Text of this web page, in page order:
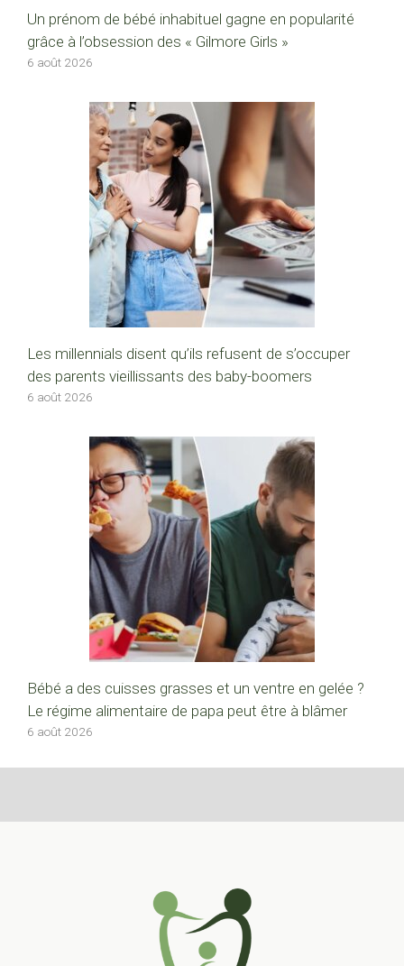
Un prénom de bébé inhabituel gagne en popularité
grâce à l’obsession des « Gilmore Girls »
6 août 2026
Les millennials disent qu’ils refusent de s’occuper
des parents vieillissants des baby-boomers
6 août 2026
Bébé a des cuisses grasses et un ventre en gelée ?
Le régime alimentaire de papa peut être à blâmer
6 août 2026